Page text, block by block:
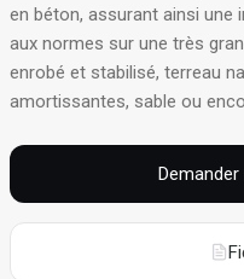
en béton, assurant ainsi
aux normes sur une très
enrobé et stabilisé, terreau
amortissantes, sable ou